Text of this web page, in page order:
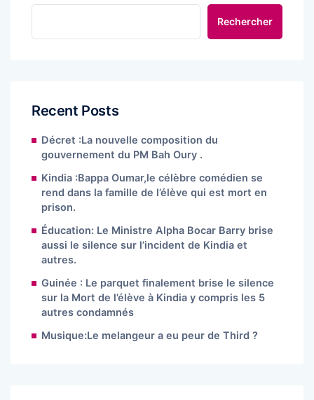
Rechercher
Recent Posts
Décret :La nouvelle composition du
gouvernement du PM Bah Oury .
Kindia :Bappa Oumar,le célèbre comédien se
rend dans la famille de l’élève qui est mort en
prison.
Éducation: Le Ministre Alpha Bocar Barry brise
aussi le silence sur l’incident de Kindia et
autres.
Guinée : Le parquet finalement brise le silence
sur la Mort de l’élève à Kindia y compris les 5
autres condamnés
Musique:Le melangeur a eu peur de Third ?